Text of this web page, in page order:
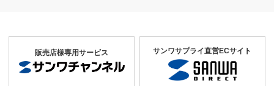
販売店様専用サービス サンワサプライ直営ECサイト